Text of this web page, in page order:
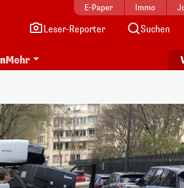
E-Paper Immo
Leser-Reporter Suchen
Mehr